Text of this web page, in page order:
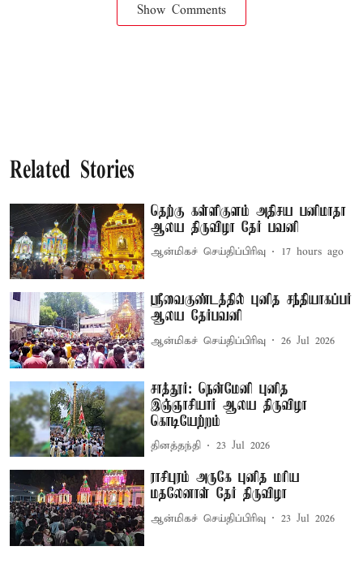
Show Comments
Related Stories
தெற்கு கள்ளிகுளம் அதிசய பனிமாதா
ஆலய திருவிழா தேர் பவனி
ஆன்மிகச் செய்திப்பிரிவு 17 hours ago
ஸ்ரீவைகுண்டத்தில் புனித சந்தியாகப்பர்
ஆலய தேர்பவனி
ஆன்மிகச் செய்திப்பிரிவு 26 Jul 2026
சாத்தூர்: நென்மேனி புனித
இஞ்ஞாசியார் ஆலய திருவிழா
கொடியேற்றம்
தினத்தந்தி 23 Jul 2026
ராசிபுரம் அருகே புனித மரிய
மதலேனாள் தேர் திருவிழா
ஆன்மிகச் செய்திப்பிரிவு 23 Jul 2026